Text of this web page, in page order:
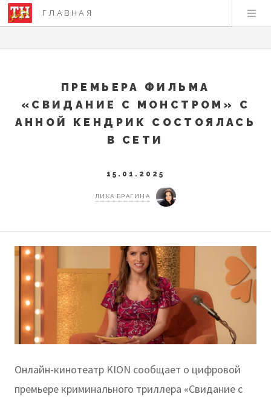
ГЛАВНАЯ
ПРЕМЬЕРА ФИЛЬМА
«СВИДАНИЕ С МОНСТРОМ» С
АННОЙ КЕНДРИК СОСТОЯЛАСЬ
В СЕТИ
15.01.2025
ЛИКА БРАГИНА
Онлайн-кинотеатр KION сообщает о цифровой
премьере криминального триллера «Свидание с